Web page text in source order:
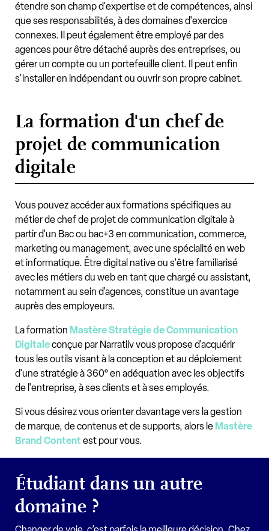
étendre son champ d'expertise et de compétences, ainsi
que ses responsabilités, à des domaines d'exercice
connexes. Il peut également être employé par des
agences pour être détaché auprès des entreprises, ou
gérer un compte ou un portefeuille client. Il peut enfin
s'installer en indépendant ou ouvrir son propre cabinet.
La formation d'un chef de
projet de communication
digitale
Vous pouvez accéder aux formations spécifiques au
métier de chef de projet de communication digitale à
partir d'un Bac ou bac+3 en communication, commerce,
marketing ou management, avec une spécialité en web
et informatique. Être digital native ou s'être familiarisé
avec les métiers du web en tant que chargé ou assistant,
notamment au sein d'agences, constitue un avantage
auprès des employeurs.
La formation Mastère Stratégie de Communication
Digitaleconçue par Narratiiv vous propose d'acquérir
tous les outils visant à la conception et au déploiement
d'une stratégie à 360° en adéquation avec les objectifs
de l'entreprise, à ses clients et à ses employés.
Si vous désirez vous orienter davantage vers la gestion
de marque, de contenus et de supports, alors le Mastère
Brand Content est pour vous.
Étudiant dans un autre
domaine ?